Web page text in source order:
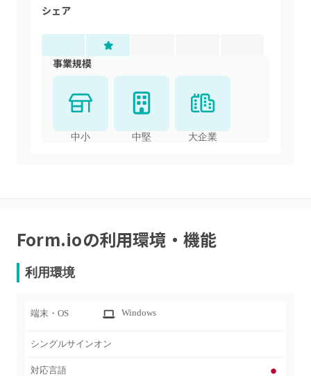
シェア
事業規模
中小 中堅 大企業
Form.ioの利用環境・機能
利用環境
端末・OS Windows
シングルサインオン
対応言語